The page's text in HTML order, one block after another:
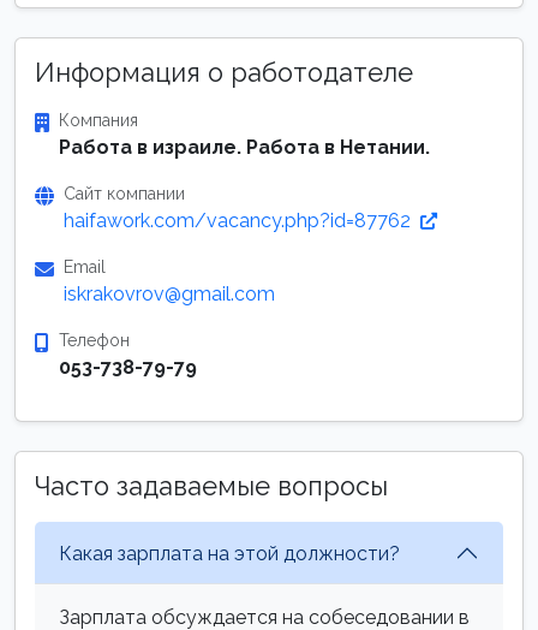
Информация о работодателе
Компания
Работа в израиле. Работа в Нетании.
Сайт компании
haifawork.com/vacancy.php?id=87762
Email
iskrakovrov@gmail.com
Телефон
053-738-79-79
Часто задаваемые вопросы
Какая зарплата на этой должности?
Зарплата обсуждается на собеседовании в